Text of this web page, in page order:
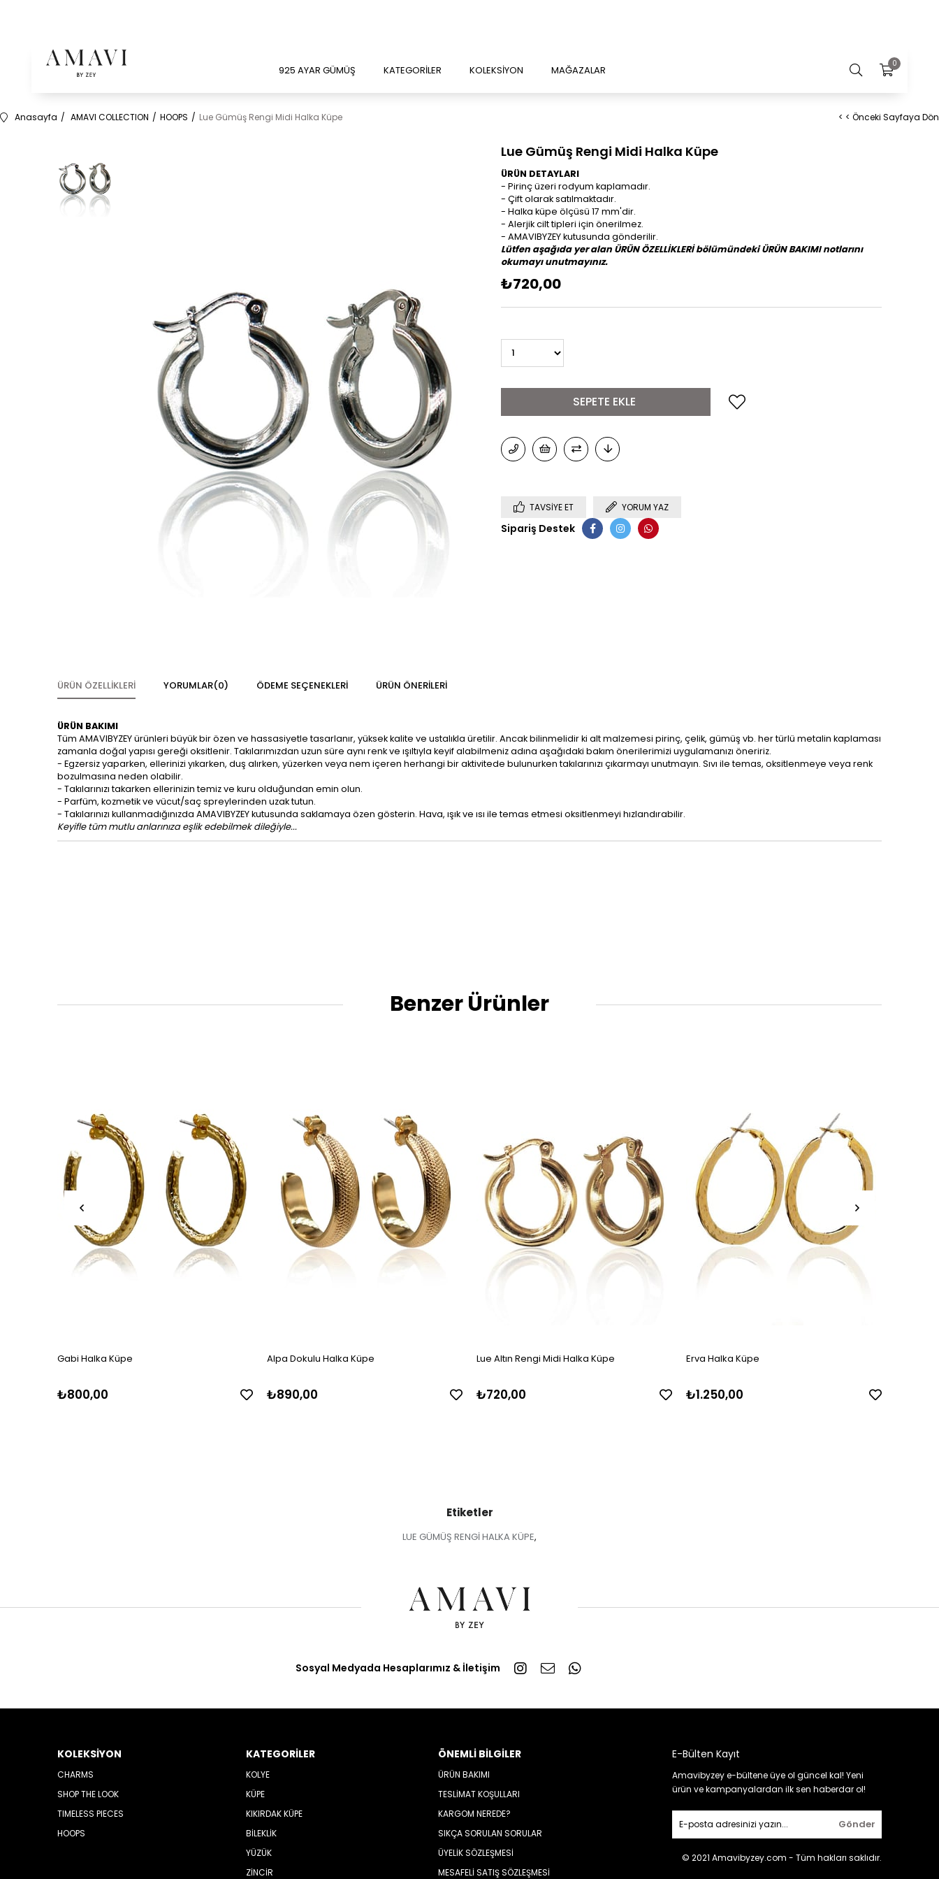
0
925 AYAR GÜMÜŞ KATEGORİLER KOLEKSİYON MAĞAZALAR
Anasayfa AMAVI COLLECTION HOOPS Lue Gümüş Rengi Midi Halka Küpe < < Önceki Sayfaya Dön
Lue Gümüş Rengi Midi Halka Küpe
ÜRÜN DETAYLARI
- Pirinç üzeri rodyum kaplamadır.
- Çift olarak satılmaktadır.
- Halka küpe ölçüsü 17 mm'dir.
- Alerjik cilt tipleri için önerilmez.
- AMAVIBYZEY kutusunda gönderilir.
Lütfen aşağıda yer alan ÜRÜN ÖZELLİKLERİ bölümündeki ÜRÜN BAKIMI notlarını
okumayı unutmayınız.
₺720,00
TAVSIYE ET YORUM YAZ
Sipariş Destek
ÜRÜN ÖZELLIKLERI YORUMLAR(0) ÖDEME SEÇENEKLERI ÜRÜN ÖNERILERI
ÜRÜN BAKIMI
Tüm AMAVIBYZEY ürünleri büyük bir özen ve hassasiyetle tasarlanır, yüksek kalite ve ustalıkla üretilir. Ancak bilinmelidir ki alt malzemesi pirinç, çelik, gümüş vb. her türlü metalin kaplaması
zamanla doğal yapısı gereği oksitlenir. Takılarımızdan uzun süre aynı renk ve ışıltıyla keyif alabilmeniz adına aşağıdaki bakım önerilerimizi uygulamanızı öneririz.
- Egzersiz yaparken, ellerinizi yıkarken, duş alırken, yüzerken veya nem içeren herhangi bir aktivitede bulunurken takılarınızı çıkarmayı unutmayın. Sıvı ile temas, oksitlenmeye veya renk
bozulmasına neden olabilir.
- Takılarınızı takarken ellerinizin temiz ve kuru olduğundan emin olun.
- Parfüm, kozmetik ve vücut/saç spreylerinden uzak tutun.
- Takılarınızı kullanmadığınızda AMAVIBYZEY kutusunda saklamaya özen gösterin. Hava, ışık ve ısı ile temas etmesi oksitlenmeyi hızlandırabilir.
Keyifle tüm mutlu anlarınıza eşlik edebilmek dileğiyle...
Benzer Ürünler
Gabi Halka Küpe
₺800,00
Alpa Dokulu Halka Küpe
₺890,00
Lue Altın Rengi Midi Halka Küpe
₺720,00
Erva Halka Küpe
₺1.250,00
Etiketler
LUE GÜMÜŞ RENGİ HALKA KÜPE,
Sosyal Medyada Hesaplarımız & İletişim
KOLEKSİYON
CHARMS
SHOP THE LOOK
TIMELESS PIECES
HOOPS
KATEGORİLER
KOLYE
KÜPE
KIKIRDAK KÜPE
BİLEKLİK
YÜZÜK
ZİNCİR
ÖNEMLİ BİLGİLER
ÜRÜN BAKIMI
TESLİMAT KOŞULLARI
KARGOM NEREDE?
SIKÇA SORULAN SORULAR
ÜYELİK SÖZLEŞMESİ
MESAFELİ SATIŞ SÖZLEŞMESİ
E-Bülten Kayıt
Amavibyzey e-bültene üye ol güncel kal! Yeni
ürün ve kampanyalardan ilk sen haberdar ol!
Gönder
© 2021 Amavibyzey.com - Tüm hakları saklıdır.